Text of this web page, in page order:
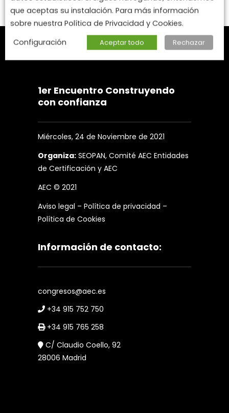
1er Encuentro Construyendo
con confianza
Miércoles, 24 de Noviembre de 2021
Organiza: SEOPAN, Comité AEC Entidades
de Certificación y AEC
AEC © 2021
Aviso legal – Política de privacidad –
Política de Cookies
Información de contacto:
congresos@aec.es
+34 915 752 750
+34 915 765 258
C/ Claudio Coello, 92
28006 Madrid
que aceptas su instalación. Para más información
sobre nuestra Política de Privacidad y Cookies.
Configuración
Aceptar todo Rechazar